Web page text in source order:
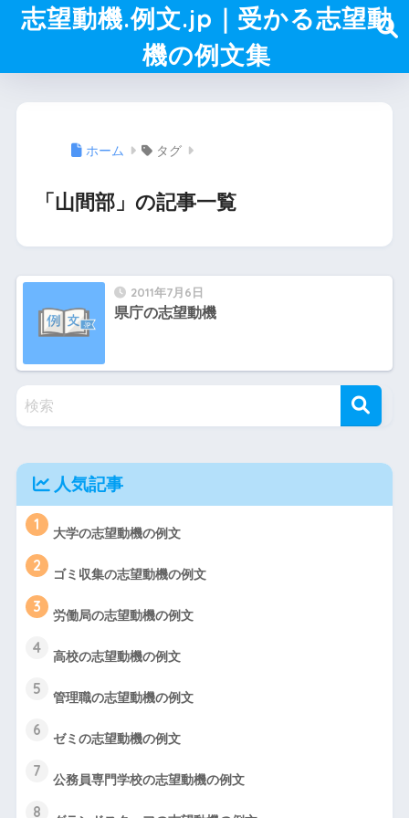
志望動機.例文.jp｜受かる志望動
機の例文集
ホーム タグ
「山間部」の記事一覧
2011年7月6日
県庁の志望動機
人気記事
1 大学の志望動機の例文
2 ゴミ収集の志望動機の例文
3 労働局の志望動機の例文
4 高校の志望動機の例文
5 管理職の志望動機の例文
6 ゼミの志望動機の例文
7 公務員専門学校の志望動機の例文
8